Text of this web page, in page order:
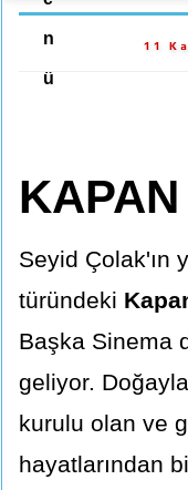
n
ü
11
KAPAN
Seyid Çolak'ın
türündeki
Başka Sinema
geliyor.
kurulu olan ve
hayatlarından